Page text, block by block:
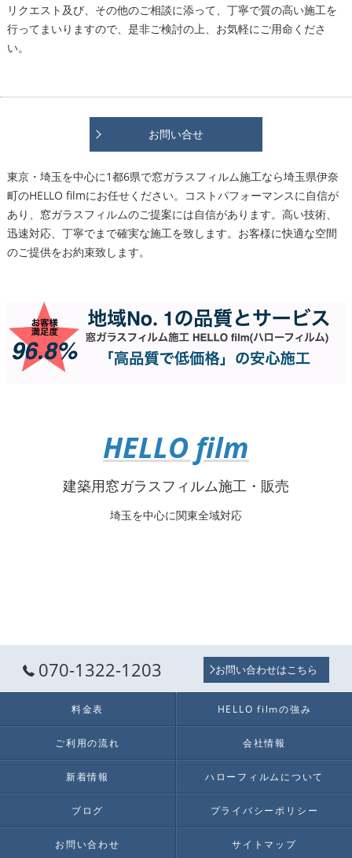
リクエスト及び、その他のご相談に添って、丁寧で質の高い施工を
行ってまいりますので、是非ご検討の上、お気軽にご用命くださ
い。
お問い合せ
東京・埼玉を中心に1都6県で窓ガラスフィルム施工なら埼玉県伊奈
町のHELLO filmにお任せください。コストパフォーマンスに自信が
あり、窓ガラスフィルムのご提案には自信があります。高い技術、
迅速対応、丁寧でまで確実な施工を致します。お客様に快適な空間
のご提供をお約束致します。
HELLO film
建築用窓ガラスフィルム施工・販売
埼玉を中心に関東全域対応
070-1322-1203 お問い合わせはこちら
料金表 HELLO filmの強み
ご利用の流れ 会社情報
新着情報 ハローフィルムについて
ブログ プライバシーポリシー
お問い合わせ サイトマップ